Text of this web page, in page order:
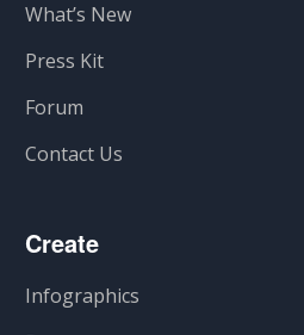
What’s New
Press Kit
Forum
Contact Us
Create
Infographics